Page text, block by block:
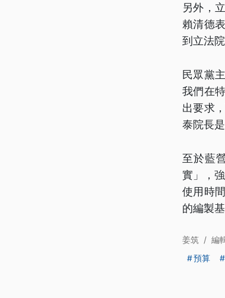
另外，
賴清德
到立法
民眾黨
我們在
出要求
泰院長
至於藍
實」，
使用時
的編製基
姜筑 / 編
預算